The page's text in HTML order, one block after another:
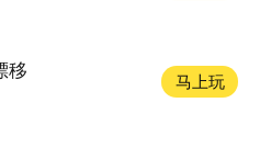
移
马上玩